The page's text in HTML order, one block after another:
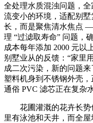
全处理水质混浊问题，
流变小的环境，适配别
长，而是聚焦清水焦点
理 “过滤取寿命” 问题，
成本每年添加 2000 元以
别墅业从的反馈：“家里
成二次污染，新的问题
塑料机身到不锈钢外壳，
通俗 PVC 滤芯正在复杂
花圃灌溉的花卉长势
里有泳池和天井，而全